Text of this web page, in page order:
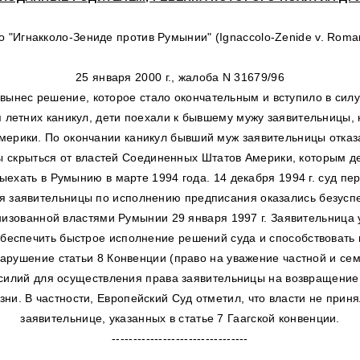
"Игнакколо-Зениде против Румынии" (Ignaccolo-Zenide v.
25 января 2000 г., жалоба N 31679/96
решение, которое стало окончательным и вступило в
каникул, дети поехали к бывшему мужу
По окончании каникул бывший муж заявительницы
скрыться от властей Соединенных Штатов Америки, которым
в Румынию в марте 1994 года. 14 декабря 1994 г. суд
заявительницы по исполнению предписания оказались
властями Румынии 29 января 1997 г.
быстрое исполнение решений суда и
статьи 8 Конвенции (право на уважение частной и
для осуществления права заявительницы на
В частности, Европейский Суд отметил, что власти не
заявительнице, указанных в статье 7 Гаагской конвенции.
--------------------------------